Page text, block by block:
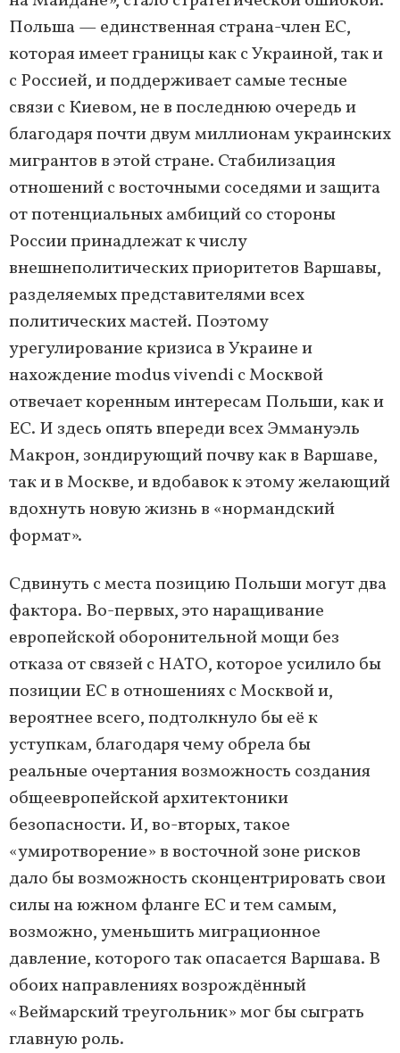
Польша — единственная страна-член ЕС,
которая имеет границы как с Украиной, так и
с Россией, и поддерживает самые тесные
связи с Киевом, не в последнюю очередь и
благодаря почти двум миллионам украинских
мигрантов в этой стране. Стабилизация
отношений с восточными соседями и защита
от потенциальных амбиций со стороны
России принадлежат к числу
внешнеполитических приоритетов Варшавы,
разделяемых представителями всех
политических мастей. Поэтому
урегулирование кризиса в Украине и
нахождение modus vivendi с Москвой
отвечает коренным интересам Польши, как и
ЕС. И здесь опять впереди всех Эммануэль
Макрон, зондирующий почву как в Варшаве,
так и в Москве, и вдобавок к этому желающий
вдохнуть новую жизнь в «нормандский
формат».
Сдвинуть с места позицию Польши могут два
фактора. Во-первых, это наращивание
европейской оборонительной мощи без
отказа от связей с НАТО, которое усилило бы
позиции ЕС в отношениях с Москвой и,
вероятнее всего, подтолкнуло бы её к
уступкам, благодаря чему обрела бы
реальные очертания возможность создания
общеевропейской архитектоники
безопасности. И, во-вторых, такое
«умиротворение» в восточной зоне рисков
дало бы возможность сконцентрировать свои
силы на южном фланге ЕС и тем самым,
возможно, уменьшить миграционное
давление, которого так опасается Варшава. В
обоих направлениях возрождённый
«Веймарский треугольник» мог бы сыграть
главную роль.